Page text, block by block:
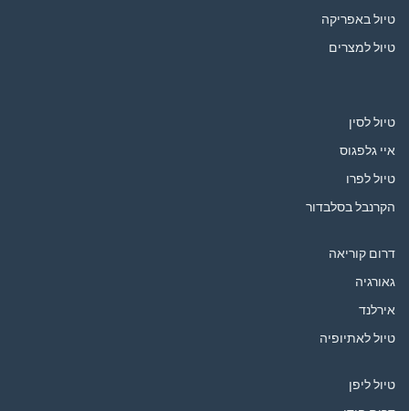
טיול באפריקה
טיול למצרים
טיול לסין
איי גלפגוס
טיול לפרו
הקרנבל בסלבדור
דרום קוריאה
גאורגיה
אירלנד
טיול לאתיופיה
טיול ליפן